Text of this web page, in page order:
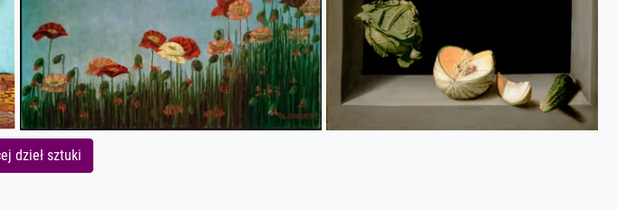
dzieł sztuki